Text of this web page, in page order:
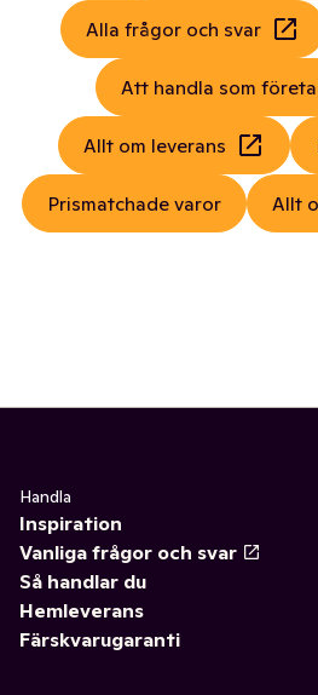
Alla frågor och svar
Att handla som
Allt om leverans
Prismatchade varor Allt
Handla
Inspiration
Vanliga frågor och svar
Så handlar du
Hemleverans
Färskvarugaranti